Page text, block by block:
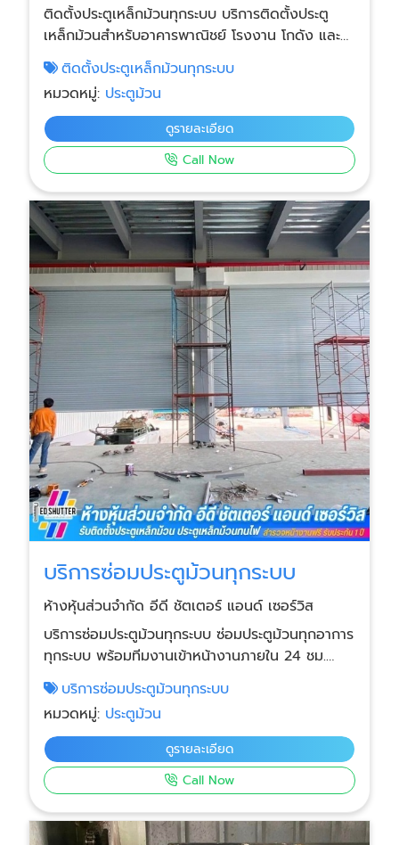
ติดตั้งประตูเหล็กม้วนทุกระบบ บริการติดตั้งประตู
เหล็กม้วนสำหรับอาคารพาณิชย์ โรงงาน โกดัง และ
พื้นที่ใช้งานทุกประเภท ติดตั้งโดยทีมช่างผู้เชี่ยวชาญ
ใช้วัสดุคุณภาพสูง ทนทานต่อการใช้งานระยะยาว
รองรับประตูม้วนทุกประเภท พร้อมติดตั้งได้ทุกขนาด
อาคาร วัสดุเกรดอุตสาหกรรม ใช้เหล็กและอุปกรณ์
ประกอบคุณภาพสูง ทำให้ประตูเปิด-ปิดลื่น แข็งแรง
ทนทานต่อการใช้งานหนัก บริการออกแบบตามหน้า
งานจริง แนะนำโครงสร้าง รางประตู และชุดมอเตอร์ที่
เหมาะสม เพื่อให้ได้คุณภาพและความปลอดภัยสูงสุด
งานติดตั้งจบครบวงจร ตั้งแต่สำรวจพื้นที่ ติดตั้ง
ทดสอบระบบ ไปจนถึงแนะนำการใช้งาน พร้อมรับ
ประกันคุณภาพหลังติดตั้ง
ติดตั้งประตูเหล็กม้วนทุกระบบ
หมวดหมู่: ประตูม้วน
ดูรายละเอียด
Call Now
บริการซ่อมประตูม้วนทุกระบบ
ห้างหุ้นส่วนจำกัด อีดี ชัตเตอร์ แอนด์ เซอร์วิส
บริการซ่อมประตูม้วนทุกระบบ ซ่อมประตูม้วนทุกอาการ
ทุกระบบ พร้อมทีมงานเข้าหน้างานภายใน 24 ชม.
ซ่อมด่วนทุกพื้นที่ กรุงเทพฯ สมุทรปราการ
สมุทรสาคร สมุทรสงคราม นนทบุรี นครปฐม ราชบุรี
ฉะเชิงเทรา ชลบุรี ปราจีนบุรี ซ่อมได้ทุกอาการเสีย เช่น
ประตูค้าง เปิด–ปิดไม่ได้ ใบหลุดราง มอเตอร์ไฟฟ้าไม่
ทำงาน รีโมทเสีย หรือประตูเสียจากการถูกชน ถูกงัด
แงะ บริการซ่อมงานด่วนภายใน 24 ชั่วโมง เข้าหน้า
งานเร็ว แก้ไขปัญหาได้ทันทีโดยไม่ต้องรออะไหล่นาน
ตรวจเช็กอย่างละเอียดก่อนซ่อม แนะนำสาเหตุ ความ
บริการซ่อมประตูม้วนทุกระบบ
หมวดหมู่: ประตูม้วน
ดูรายละเอียด
Call Now